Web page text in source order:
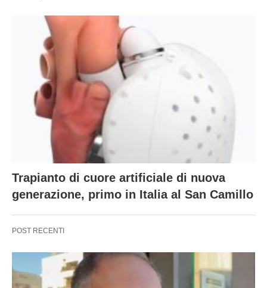
Trapianto di cuore artificiale di nuova
generazione, primo in Italia al San Camillo
POST RECENTI